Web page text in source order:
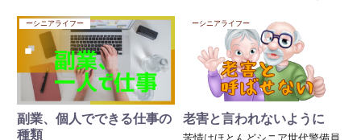
らしいです。今回はメールでの詐
欺の事例を示し、その対処法も！
■迷惑メールの事例タイトルが
「...
体の地図を観て投函する道順をお
およそ予想してスタートすること
が重要です。あ、ここで大切なの
は、自転車を置いた地点...
ーシニアライフー
副業、個人でできる仕事の
種類
ーシニアライフー
老害と言われないように